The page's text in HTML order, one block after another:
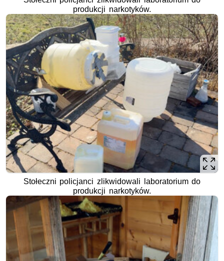
produkcji narkotyków.
Stołeczni policjanci zlikwidowali laboratorium do
produkcji narkotyków.